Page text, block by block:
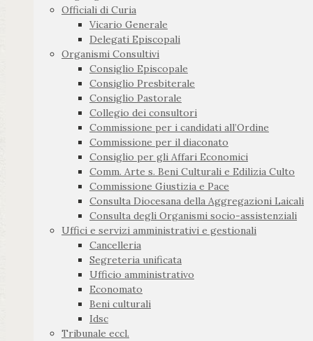
Officiali di Curia
Vicario Generale
Delegati Episcopali
Organismi Consultivi
Consiglio Episcopale
Consiglio Presbiterale
Consiglio Pastorale
Collegio dei consultori
Commissione per i candidati all’Ordine
Commissione per il diaconato
Consiglio per gli Affari Economici
Comm. Arte s. Beni Culturali e Edilizia Culto
Commissione Giustizia e Pace
Consulta Diocesana della Aggregazioni Laicali
Consulta degli Organismi socio-assistenziali
Uffici e servizi amministrativi e gestionali
Cancelleria
Segreteria unificata
Ufficio amministrativo
Economato
Beni culturali
Idsc
Tribunale eccl.